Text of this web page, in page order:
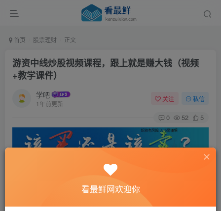
首页 股票理财 正文
游资中线炒股视频课程，跟上就是赚大钱（视频
+教学课件）
学吧
1年前更新
关注 私信
0 52 5
看最鲜网欢迎你